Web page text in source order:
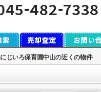
にじいろ保育園中山の近くの物件